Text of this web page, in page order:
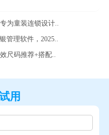
为童装连锁设计..
管理软件，2025..
尺码推荐+搭配..
用